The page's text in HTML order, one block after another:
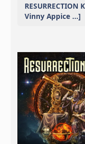
Vinny Appice ...]